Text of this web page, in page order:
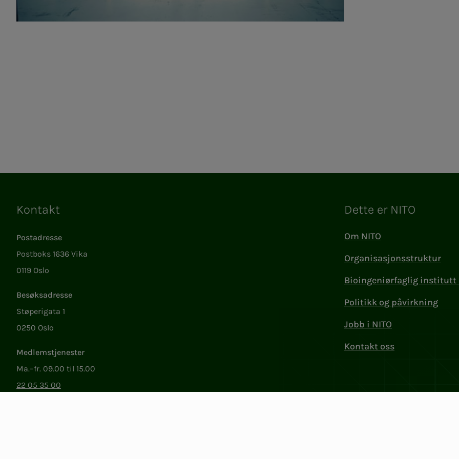
Kontakt
Postadresse
Postboks 1636 Vika
0119 Oslo
Besøksadresse
Støperigata 1
0250 Oslo
Medlemstjenester
Ma.–fr. 09.00 til 15.00
22 05 35 00
Dette er NITO
Om NITO
Organisasjonsstruktur
Bioingeniørfaglig institutt
Politikk og påvirkning
Jobb i NITO
Kontakt oss